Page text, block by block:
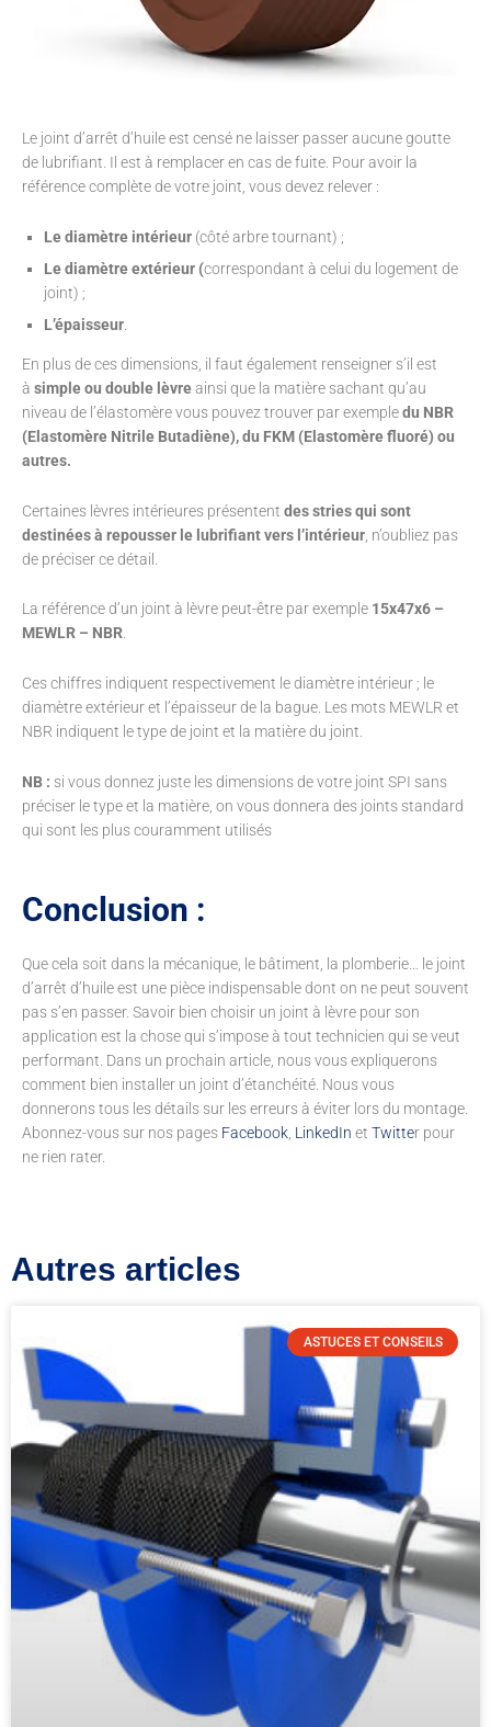
Le joint d’arrêt d’huile est censé ne laisser passer aucune goutte
de lubrifiant. Il est à remplacer en cas de fuite. Pour avoir la
référence complète de votre joint, vous devez relever :
Le diamètre intérieur (côté arbre tournant) ;
Le diamètre extérieur (correspondant à celui du logement de
joint) ;
L’épaisseur
En plus de ces dimensions, il faut également renseigner s’il est
à simple ou double lèvreainsi que la matière sachant qu’au
niveau de l’élastomère vous pouvez trouver par exempledu NBR
(Elastomère Nitrile Butadiène), du FKM (Elastomère fluoré) ou
autres.
Certaines lèvres intérieures présentent des stries qui sont
destinées à repousser le lubrifiant vers l’intérieur , n’oubliez pas
de préciser ce détail.
La référence d’un joint à lèvre peut-être par exemple 15x47x6 –
MEWLR – NBR.
Ces chiffres indiquent respectivement le diamètre intérieur ; le
diamètre extérieur et l’épaisseur de la bague. Les mots MEWLR et
NBR indiquent le type de joint et la matière du joint.
NB : si vous donnez juste les dimensions de votre joint SPI sans
préciser le type et la matière, on vous donnera des joints standard
qui sont les plus couramment utilisés
Conclusion :
Que cela soit dans la mécanique, le bâtiment, la plomberie… le joint
d’arrêt d’huile est une pièce indispensable dont on ne peut souvent
pas s’en passer. Savoir bien choisir un joint à lèvre pour son
application est la chose qui s’impose à tout technicien qui se veut
performant. Dans un prochain article, nous vous expliquerons
comment bien installer un joint d’étanchéité. Nous vous
donnerons tous les détails sur les erreurs à éviter lors du montage.
Abonnez-vous sur nos pages Facebook LinkedIn et Twitter pour
ne rien rater.
Autres articles
ASTUCES ET CONSEILS